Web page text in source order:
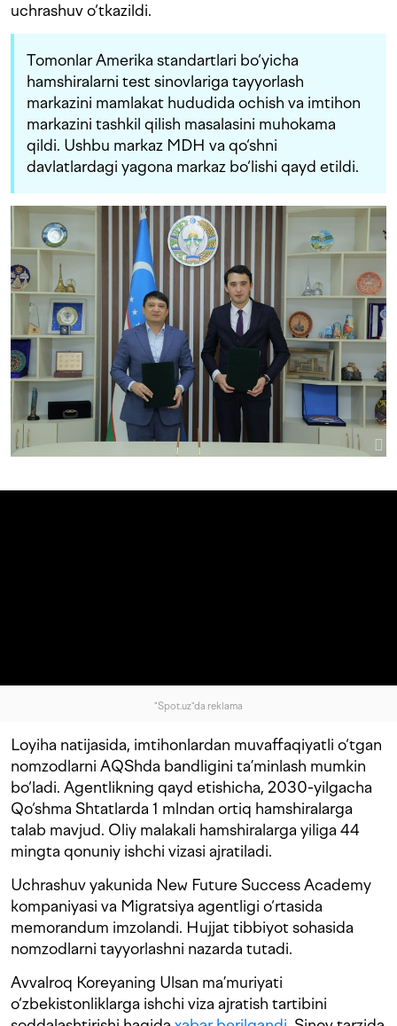
uchrashuv o‘tkazildi.
Tomonlar Amerika standartlari bo‘yicha
hamshiralarni test sinovlariga tayyorlash
markazini mamlakat hududida ochish va imtihon
markazini tashkil qilish masalasini muhokama
qildi. Ushbu markaz MDH va qo‘shni
davlatlardagi yagona markaz bo‘lishi qayd etildi.
"Spot.uz"da reklama
Loyiha natijasida, imtihonlardan muvaffaqiyatli o‘tgan
nomzodlarni AQShda bandligini ta’minlash mumkin
bo‘ladi. Agentlikning qayd etishicha, 2030-yilgacha
Qo‘shma Shtatlarda 1 mlndan ortiq hamshiralarga
talab mavjud. Oliy malakali hamshiralarga yiliga 44
mingta qonuniy ishchi vizasi ajratiladi.
Uchrashuv yakunida New Future Success Academy
kompaniyasi va Migratsiya agentligi o‘rtasida
memorandum imzolandi. Hujjat tibbiyot sohasida
nomzodlarni tayyorlashni nazarda tutadi.
Avvalroq Koreyaning Ulsan ma’muriyati
o‘zbekistonliklarga ishchi viza ajratish tartibini